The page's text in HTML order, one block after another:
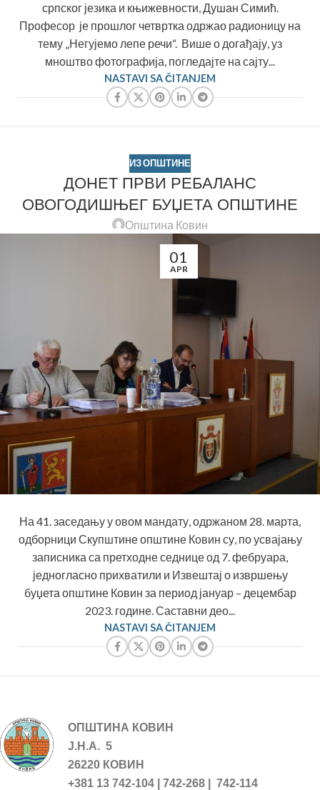
српског језика и књижевности, Душан Симић.
Професор је прошлог четвртка одржао радионицу на
тему „Негујемо лепе речи“. Више о догађају, уз
мноштво фотографија, погледајте на сајту...
NASTAVI SA ČITANJEM
ИЗ ОПШТИНЕ
ДОНЕТ ПРВИ РЕБАЛАНС
ОВОГОДИШЊЕГ БУЏЕТА ОПШТИНЕ
Општина Ковин
01
APR
На 41. заседању у овом мандату, одржаном 28. марта,
одборници Скупштине општине Ковин су, по усвајању
записника са претходне седнице од 7. фебруара,
једногласно прихватили и Извештај о извршењу
буџета општине Ковин за период јануар – децембар
2023. године. Саставни део...
NASTAVI SA ČITANJEM
ОПШТИНА КОВИН
Ј.Н.А. 5
26220 КОВИН
+381 13 742-104 | 742-268 | 742-114